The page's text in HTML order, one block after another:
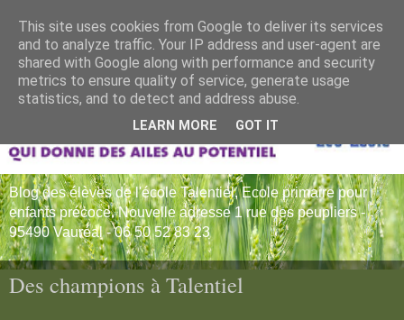
Blog des élèves de l'école Talentiel, Ecole primaire pour
enfants précoce. Nouvelle adresse 1 rue des peupliers -
95490 Vauréal - 06 50 52 83 23
Des champions à Talentiel
This site uses cookies from Google to deliver its services
and to analyze traffic. Your IP address and user-agent are
shared with Google along with performance and security
metrics to ensure quality of service, generate usage
statistics, and to detect and address abuse.
LEARN MORE GOT IT